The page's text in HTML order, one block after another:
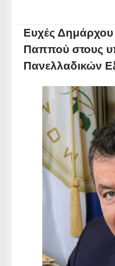
Ευχές
Παππού στους
Πανελλαδικών